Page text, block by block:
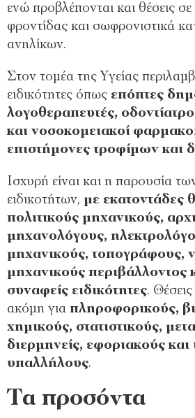
ενώ προβλέπονται και θέσεις
φροντίδας και σωφρονιστικά
ανηλίκων.
Στον τομέα της Υγείας
ειδικότητες όπως επόπτες
λογοθεραπευτές,
και νοσοκομειακοί
επιστήμονες τροφίμων και
Ισχυρή είναι και η παρουσία
ειδικοτήτων, με εκατοντάδες
πολιτικούς μηχανικούς,
μηχανολόγους,
μηχανικούς, τοπογράφους,
μηχανικούς περιβάλλοντος
συναφείς ειδικότητες.
ακόμη για πληροφορικούς,
χημικούς, στατιστικούς,
διερμηνείς, εφοριακούς
υπαλλήλους.
Τα προσόντα